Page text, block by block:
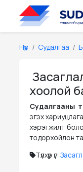
Нүүр Судалгаа
хоолой
Судалгааны
эгэх
хэрэгжилт
тодорхойлон
Түлхүүр үг: